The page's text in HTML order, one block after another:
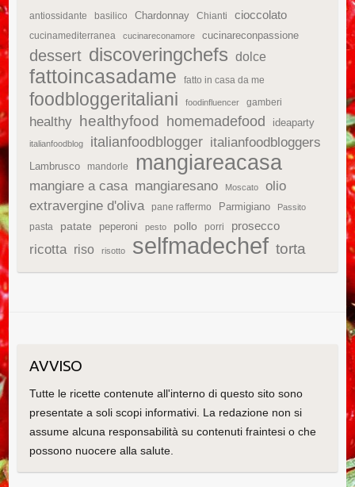
antiossidante basilico Chardonnay Chianti cioccolato
cucinamediterranea cucinareconamore cucinareconpassione
dessert discoveringchefs dolce
fattoincasadame fatto in casa da me
foodbloggeritaliani foodinfluencer gamberi
healthy healthyfood homemadefood ideaparty
italianfoodblog italianfoodblogger italianfoodbloggers
Lambrusco mandorle mangiareacasa
mangiare a casa mangiaresano Moscato
olio
extravergine d'oliva
pane raffermo Parmigiano Passito
pasta patate peperoni pesto pollo porri prosecco
ricotta riso risotto selfmadechef torta
AVVISO
Tutte le ricette contenute all'interno di questo sito sono
presentate a soli scopi informativi. La redazione non si
assume alcuna responsabilità su contenuti fraintesi o che
possono nuocere alla salute.